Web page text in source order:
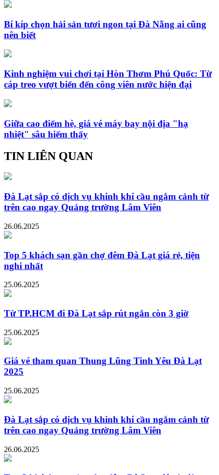
Bí kíp chọn hải sản tươi ngon tại Đà Nẵng ai cũng
nên biết
Kinh nghiệm vui chơi tại Hòn Thơm Phú Quốc: Từ
cáp treo vượt biển đến công viên nước hiện đại
Giữa cao điểm hè, giá vé máy bay nội địa "hạ
nhiệt" sâu hiếm thấy
TIN LIÊN QUAN
Đà Lạt sắp có dịch vụ khinh khí cầu ngắm cảnh từ
trên cao ngay Quảng trường Lâm Viên
26.06.2025
Top 5 khách sạn gần chợ đêm Đà Lạt giá rẻ, tiện
nghi nhất
25.06.2025
Từ TP.HCM đi Đà Lạt sắp rút ngắn còn 3 giờ
25.06.2025
Giá vé tham quan Thung Lũng Tình Yêu Đà Lạt
2025
25.06.2025
Đà Lạt sắp có dịch vụ khinh khí cầu ngắm cảnh từ
trên cao ngay Quảng trường Lâm Viên
26.06.2025